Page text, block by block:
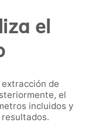
el
de
el
incluidos y